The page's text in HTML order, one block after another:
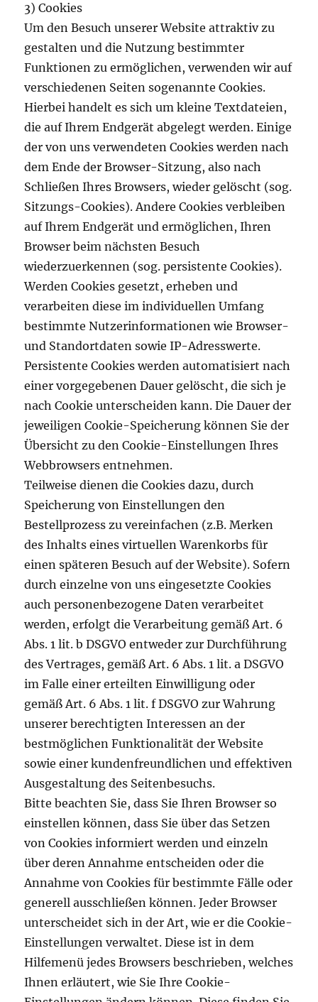
3) Cookies
Um den Besuch unserer Website attraktiv zu
gestalten und die Nutzung bestimmter
Funktionen zu ermöglichen, verwenden wir auf
verschiedenen Seiten sogenannte Cookies.
Hierbei handelt es sich um kleine Textdateien,
die auf Ihrem Endgerät abgelegt werden. Einige
der von uns verwendeten Cookies werden nach
dem Ende der Browser-Sitzung, also nach
Schließen Ihres Browsers, wieder gelöscht (sog.
Sitzungs-Cookies). Andere Cookies verbleiben
auf Ihrem Endgerät und ermöglichen, Ihren
Browser beim nächsten Besuch
wiederzuerkennen (sog. persistente Cookies).
Werden Cookies gesetzt, erheben und
verarbeiten diese im individuellen Umfang
bestimmte Nutzerinformationen wie Browser-
und Standortdaten sowie IP-Adresswerte.
Persistente Cookies werden automatisiert nach
einer vorgegebenen Dauer gelöscht, die sich je
nach Cookie unterscheiden kann. Die Dauer der
jeweiligen Cookie-Speicherung können Sie der
Übersicht zu den Cookie-Einstellungen Ihres
Webbrowsers entnehmen.
Teilweise dienen die Cookies dazu, durch
Speicherung von Einstellungen den
Bestellprozess zu vereinfachen (z.B. Merken
des Inhalts eines virtuellen Warenkorbs für
einen späteren Besuch auf der Website). Sofern
durch einzelne von uns eingesetzte Cookies
auch personenbezogene Daten verarbeitet
werden, erfolgt die Verarbeitung gemäß Art. 6
Abs. 1 lit. b DSGVO entweder zur Durchführung
des Vertrages, gemäß Art. 6 Abs. 1 lit. a DSGVO
im Falle einer erteilten Einwilligung oder
gemäß Art. 6 Abs. 1 lit. f DSGVO zur Wahrung
unserer berechtigten Interessen an der
bestmöglichen Funktionalität der Website
sowie einer kundenfreundlichen und effektiven
Ausgestaltung des Seitenbesuchs.
Bitte beachten Sie, dass Sie Ihren Browser so
einstellen können, dass Sie über das Setzen
von Cookies informiert werden und einzeln
über deren Annahme entscheiden oder die
Annahme von Cookies für bestimmte Fälle oder
generell ausschließen können. Jeder Browser
unterscheidet sich in der Art, wie er die Cookie-
Einstellungen verwaltet. Diese ist in dem
Hilfemenü jedes Browsers beschrieben, welches
Ihnen erläutert, wie Sie Ihre Cookie-